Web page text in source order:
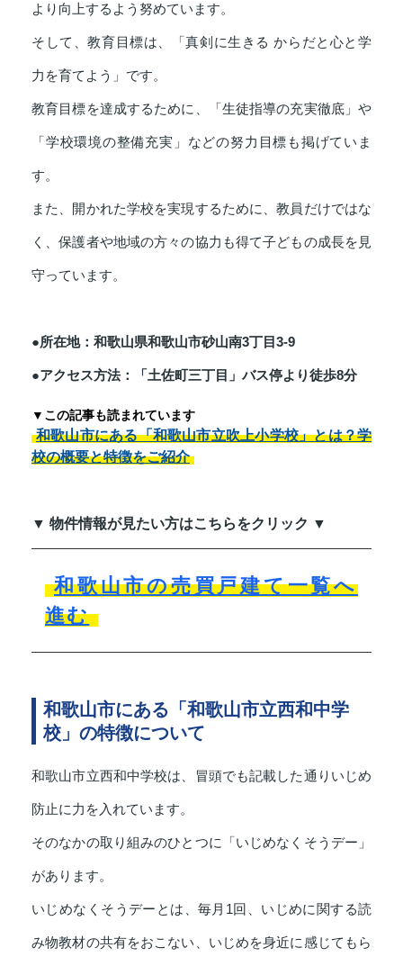
より向上するよう努めています。
そして、教育目標は、「真剣に生きる からだと心と学
力を育てよう」です。
教育目標を達成するために、「生徒指導の充実徹底」や
「学校環境の整備充実」などの努力目標も掲げていま
す。
また、開かれた学校を実現するために、教員だけではな
く、保護者や地域の方々の協力も得て子どもの成長を見
守っています。
●所在地：和歌山県和歌山市砂山南3丁目3-9
●アクセス方法：「土佐町三丁目」バス停より徒歩8分
▼この記事も読まれています
和歌山市にある「和歌山市立吹上小学校」とは？学
校の概要と特徴をご紹介
▼ 物件情報が見たい方はこちらをクリック ▼
和歌山市の売買戸建て一覧へ
進む
和歌山市にある「和歌山市立西和中学
校」の特徴について
和歌山市立西和中学校は、冒頭でも記載した通りいじめ
防止に力を入れています。
そのなかの取り組みのひとつに「いじめなくそうデー」
があります。
いじめなくそうデーとは、毎月1回、いじめに関する読
み物教材の共有をおこない、いじめを身近に感じてもら